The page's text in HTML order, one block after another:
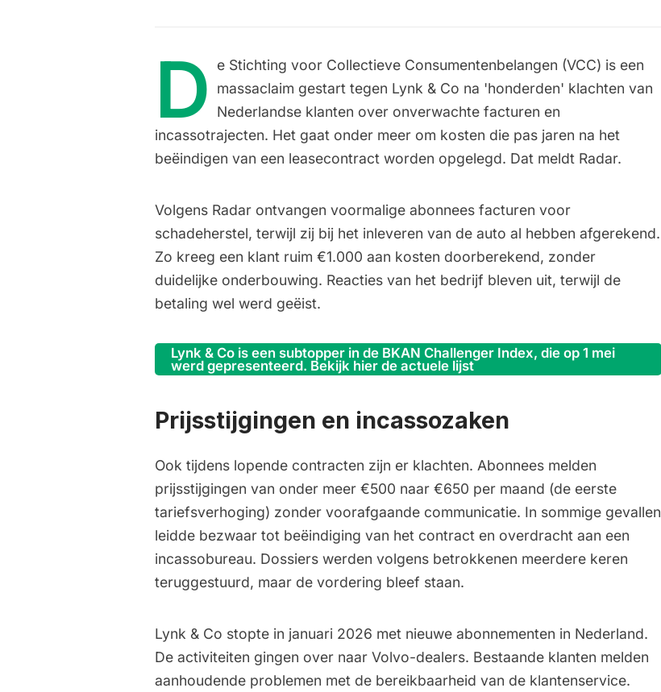
D
e Stichting voor Collectieve Consumentenbelangen (VCC) is een
massaclaim gestart tegen Lynk & Co na 'honderden' klachten van
Nederlandse klanten over onverwachte facturen en
incassotrajecten. Het gaat onder meer om kosten die pas jaren na het
beëindigen van een leasecontract worden opgelegd. Dat meldt Radar.
Volgens Radar ontvangen voormalige abonnees facturen voor
schadeherstel, terwijl zij bij het inleveren van de auto al hebben afgerekend.
Zo kreeg een klant ruim €1.000 aan kosten doorberekend, zonder
duidelijke onderbouwing. Reacties van het bedrijf bleven uit, terwijl de
betaling wel werd geëist.
Lynk & Co is een subtopper in de BKAN Challenger Index, die op 1 mei
werd gepresenteerd. Bekijk hier de actuele lijst
Prijsstijgingen en incassozaken
Ook tijdens lopende contracten zijn er klachten. Abonnees melden
prijsstijgingen van onder meer €500 naar €650 per maand (de eerste
tariefsverhoging) zonder voorafgaande communicatie. In sommige gevallen
leidde bezwaar tot beëindiging van het contract en overdracht aan een
incassobureau. Dossiers werden volgens betrokkenen meerdere keren
teruggestuurd, maar de vordering bleef staan.
Lynk & Co stopte in januari 2026 met nieuwe abonnementen in Nederland.
De activiteiten gingen over naar Volvo-dealers. Bestaande klanten melden
aanhoudende problemen met de bereikbaarheid van de klantenservice.